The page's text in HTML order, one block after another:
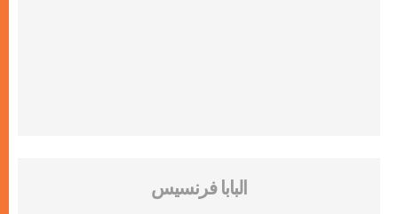
البابا فرنسيس